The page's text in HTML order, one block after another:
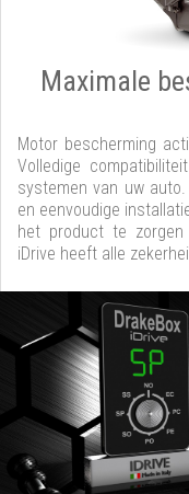
Maximale
Motor bescherming
Volledige
systemen van uw
en eenvoudige
het product te zorgen
iDrive heeft alle